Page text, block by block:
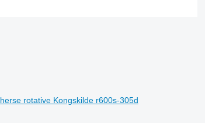
herse rotative Kongskilde r600s-305d